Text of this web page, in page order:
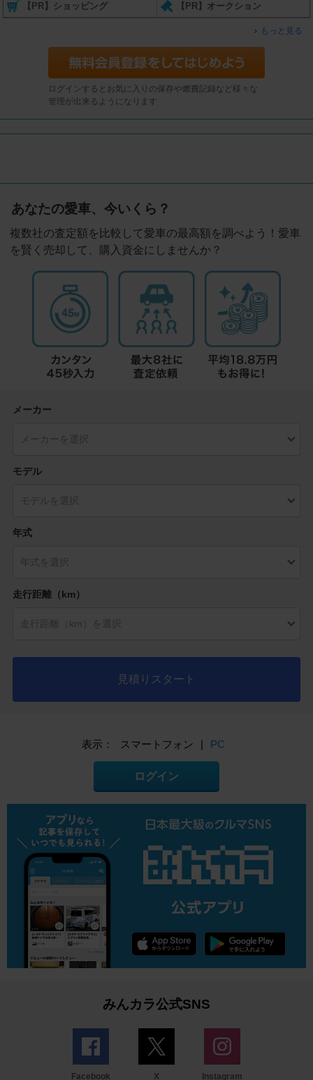
【PR】ショッピング 【PR】オークション
もっと見る
ログインするとお気に入りの保存や燃費記録など様々な
管理が出来るようになります
あなたの愛車、今いくら？
複数社の査定額を比較して愛車の最高額を調べよう！愛車
を賢く売却して、購入資金にしませんか？
メーカー
モデル
年式
走行距離（km）
見積りスタート
表示： スマートフォン | PC
ログイン
みんカラ公式SNS
Facebook X Instagram